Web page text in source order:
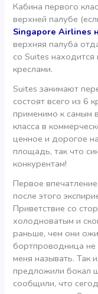
Кабина первого
верхней палубе
Singapore Airlines
верхняя палуба
со Suites находится
креслами.
Suites занимают
состоят всего из 6
применимо к самым
класса в
ценное и дорогое
площадь, так что
конкурентам!
Первое
после этого
Приветствие со
холодноватым и
раньше, чем они
бортпроводница не
меня называть. Так
предложили бокал
сообщили, что